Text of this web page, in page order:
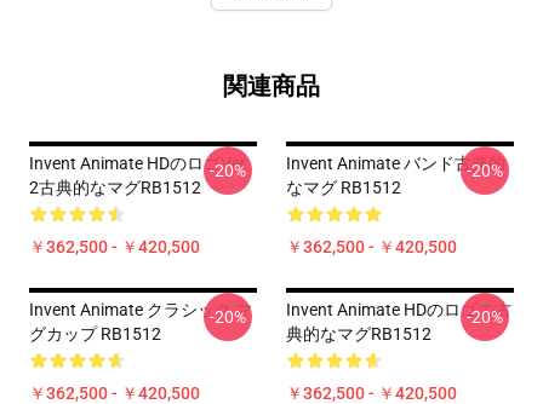
関連商品
Invent Animate HDのロゴVer.
2古典的なマグRB1512
￥362,500 - ￥420,500
-20%
Invent Animate バンド古典的
なマグ RB1512
￥362,500 - ￥420,500
-20%
Invent Animate クラシック マ
グカップ RB1512
￥362,500 - ￥420,500
-20%
Invent Animate HDのロゴの古
典的なマグRB1512
￥362,500 - ￥420,500
-20%